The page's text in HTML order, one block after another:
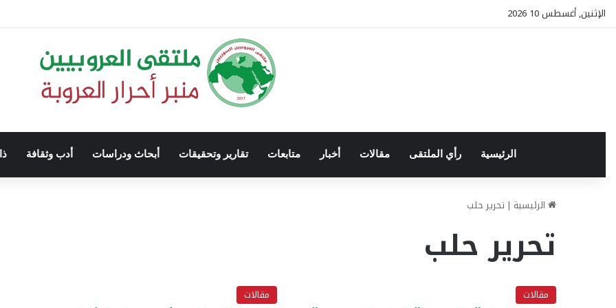
الإثنين, أغسطس 10 2026
الرئيسية رأي الملتقى مقالات أخبار متابعات تقارير وتحقيقات أبحاث ودراسات أدب وثقافة
الرئيسية | تحرير حلب
تحرير حلب
مقالات مقالات